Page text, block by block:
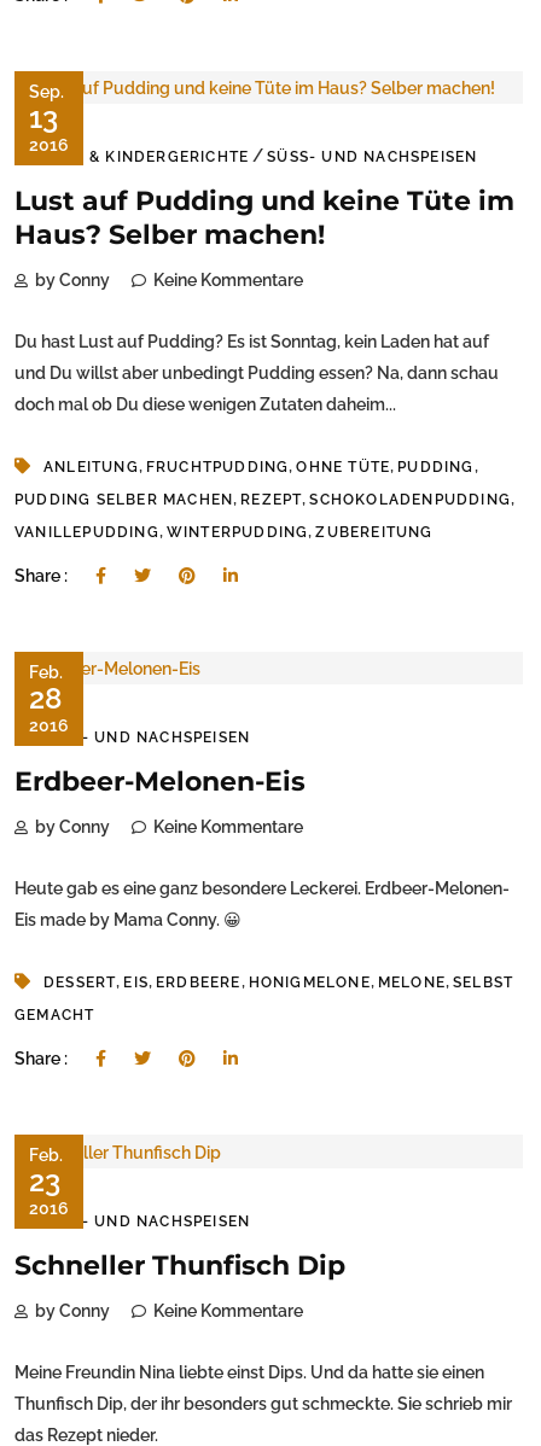
Sep.
13
2016
BABY & KINDERGERICHTE /SÜSS- UND NACHSPEISEN
Lust auf Pudding und keine Tüte im
Haus? Selber machen!
by Conny Keine Kommentare
Du hast Lust auf Pudding? Es ist Sonntag, kein Laden hat auf
und Du willst aber unbedingt Pudding essen? Na, dann schau
doch mal ob Du diese wenigen Zutaten daheim...
ANLEITUNG, FRUCHTPUDDING,OHNE TÜTE, PUDDING ,
PUDDING SELBER MACHEN, REZEPT,SCHOKOLADENPUDDING,
VANILLEPUDDING, WINTERPUDDING,ZUBEREITUNG
Share :
Feb.
28
2016
SÜSS- UND NACHSPEISEN
Erdbeer-Melonen-Eis
by Conny Keine Kommentare
Heute gab es eine ganz besondere Leckerei. Erdbeer-Melonen-
Eis made by Mama Conny. 😀
DESSERT, EIS, ERDBEERE, HONIGMELONE, MELONE,SELBST
GEMACHT
Share :
Feb.
23
2016
SÜSS- UND NACHSPEISEN
Schneller Thunfisch Dip
by Conny Keine Kommentare
Meine Freundin Nina liebte einst Dips. Und da hatte sie einen
Thunfisch Dip, der ihr besonders gut schmeckte. Sie schrieb mir
das Rezept nieder.